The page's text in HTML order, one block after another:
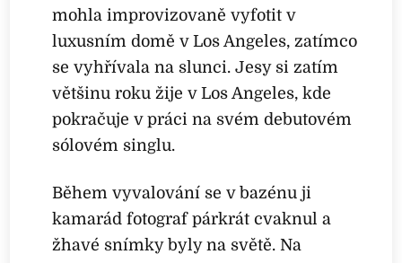
mohla improvizovaně vyfotit v
luxusním domě v Los Angeles, zatímco
se vyhřívala na slunci. Jesy si zatím
většinu roku žije v Los Angeles, kde
pokračuje v práci na svém debutovém
sólovém singlu.
Během vyvalování se v bazénu ji
kamarád fotograf párkrát cvaknul a
žhavé snímky byly na světě. Na